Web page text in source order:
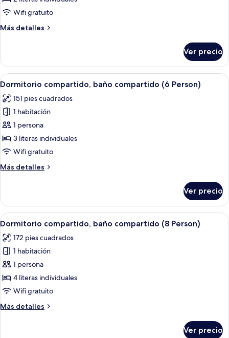
compartido,
compartido
Wifi gratuito
Más detalles
Más
compartido,
baño
compartido
Person)
Ver precio
Abrir
todas
las
fotos
de
Dormitorio
compartido,
compartido
Wifi gratis, decoración personalizada
8
Dormitorio compartido, baño compartido (6 Person)
151 pies cuadrados
1 habitación
1 persona
3 literas individuales
Wifi gratuito
Más detalles
Más
compartido,
baño
compartido
Person)
Ver precio
Abrir
todas
las
fotos
de
Dormitorio
compartido,
compartido
Un dormitorio con literas, una
9
Dormitorio compartido, baño compartido (8 Person)
172 pies cuadrados
1 habitación
1 persona
4 literas individuales
Wifi gratuito
Más detalles
Más
Ver precio